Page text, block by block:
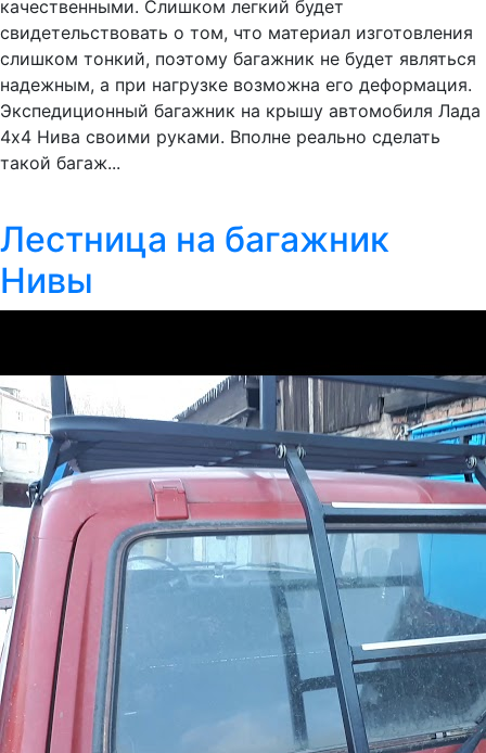
качественными. Слишком легкий будет
свидетельствовать о том, что материал изготовления
слишком тонкий, поэтому багажник не будет являться
надежным, а при нагрузке возможна его деформация.
Экспедиционный багажник на крышу автомобиля Лада
4х4 Нива своими руками. Вполне реально сделать
такой багаж...
Лестница на багажник
Нивы